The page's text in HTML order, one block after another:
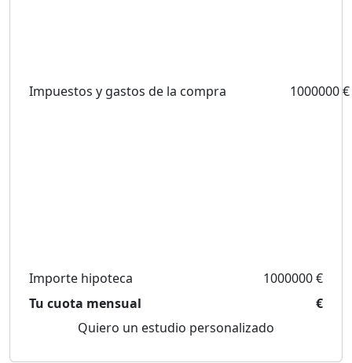
Impuestos y gastos de la compra 1000000 €
Importe hipoteca
1000000 €
Tu cuota mensual
€
Quiero un estudio personalizado